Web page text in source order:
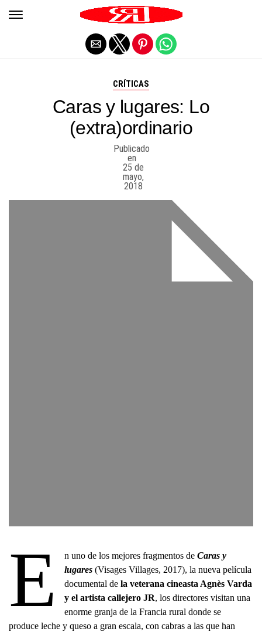
CRÍTICAS
Caras y lugares: Lo
(extra)ordinario
Publicado
en
25 de
mayo,
2018
E n uno de los mejores fragmentos deCaras y
lugares ​(Visages Villages, 2017), la nueva película
documental dela veterana cineasta Agnès Varda
y el artista callejero JR, los directores visitan una
enorme granja de la Francia rural donde se
produce leche y queso a gran escala, con cabras a las que han
Salir de la versión móvil